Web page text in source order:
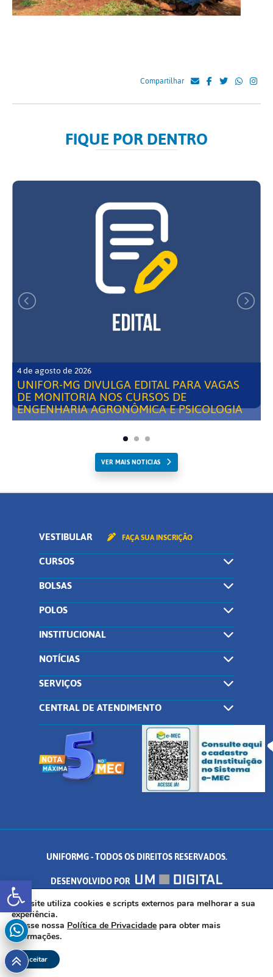
Abrir a barra de ferramentas
Compartilhar
FIQUE POR DENTRO
4 de agosto de 2026
UNIFOR-MG DIVULGA EDITAL PARA VAGAS
DE MONITORIA NOS CURSOS DE
ENGENHARIA AGRONÔMICA E PSICOLOGIA
VER MAIS NOTICIAS
VESTIBULAR FAÇA SUA INSCRIÇÃO
CURSOS
BOLSAS
POLOS
INSTITUCIONAL
NOTÍCIAS
SERVIÇOS
CENTRAL DE ATENDIMENTO
UNIFORMG - TODOS OS DIREITOS RESERVADOS.
DESENVOLVIDO POR
AV. DR. ARNALDO DE SENNA, 328 - PALMEIRAS, FORMIGA/MG - CEP:
35.574.530
Este site utiliza cookies e scripts externos para melhorar a sua
experiência.
Acesse nossa Política de Privacidade para obter mais
informações.
Aceitar